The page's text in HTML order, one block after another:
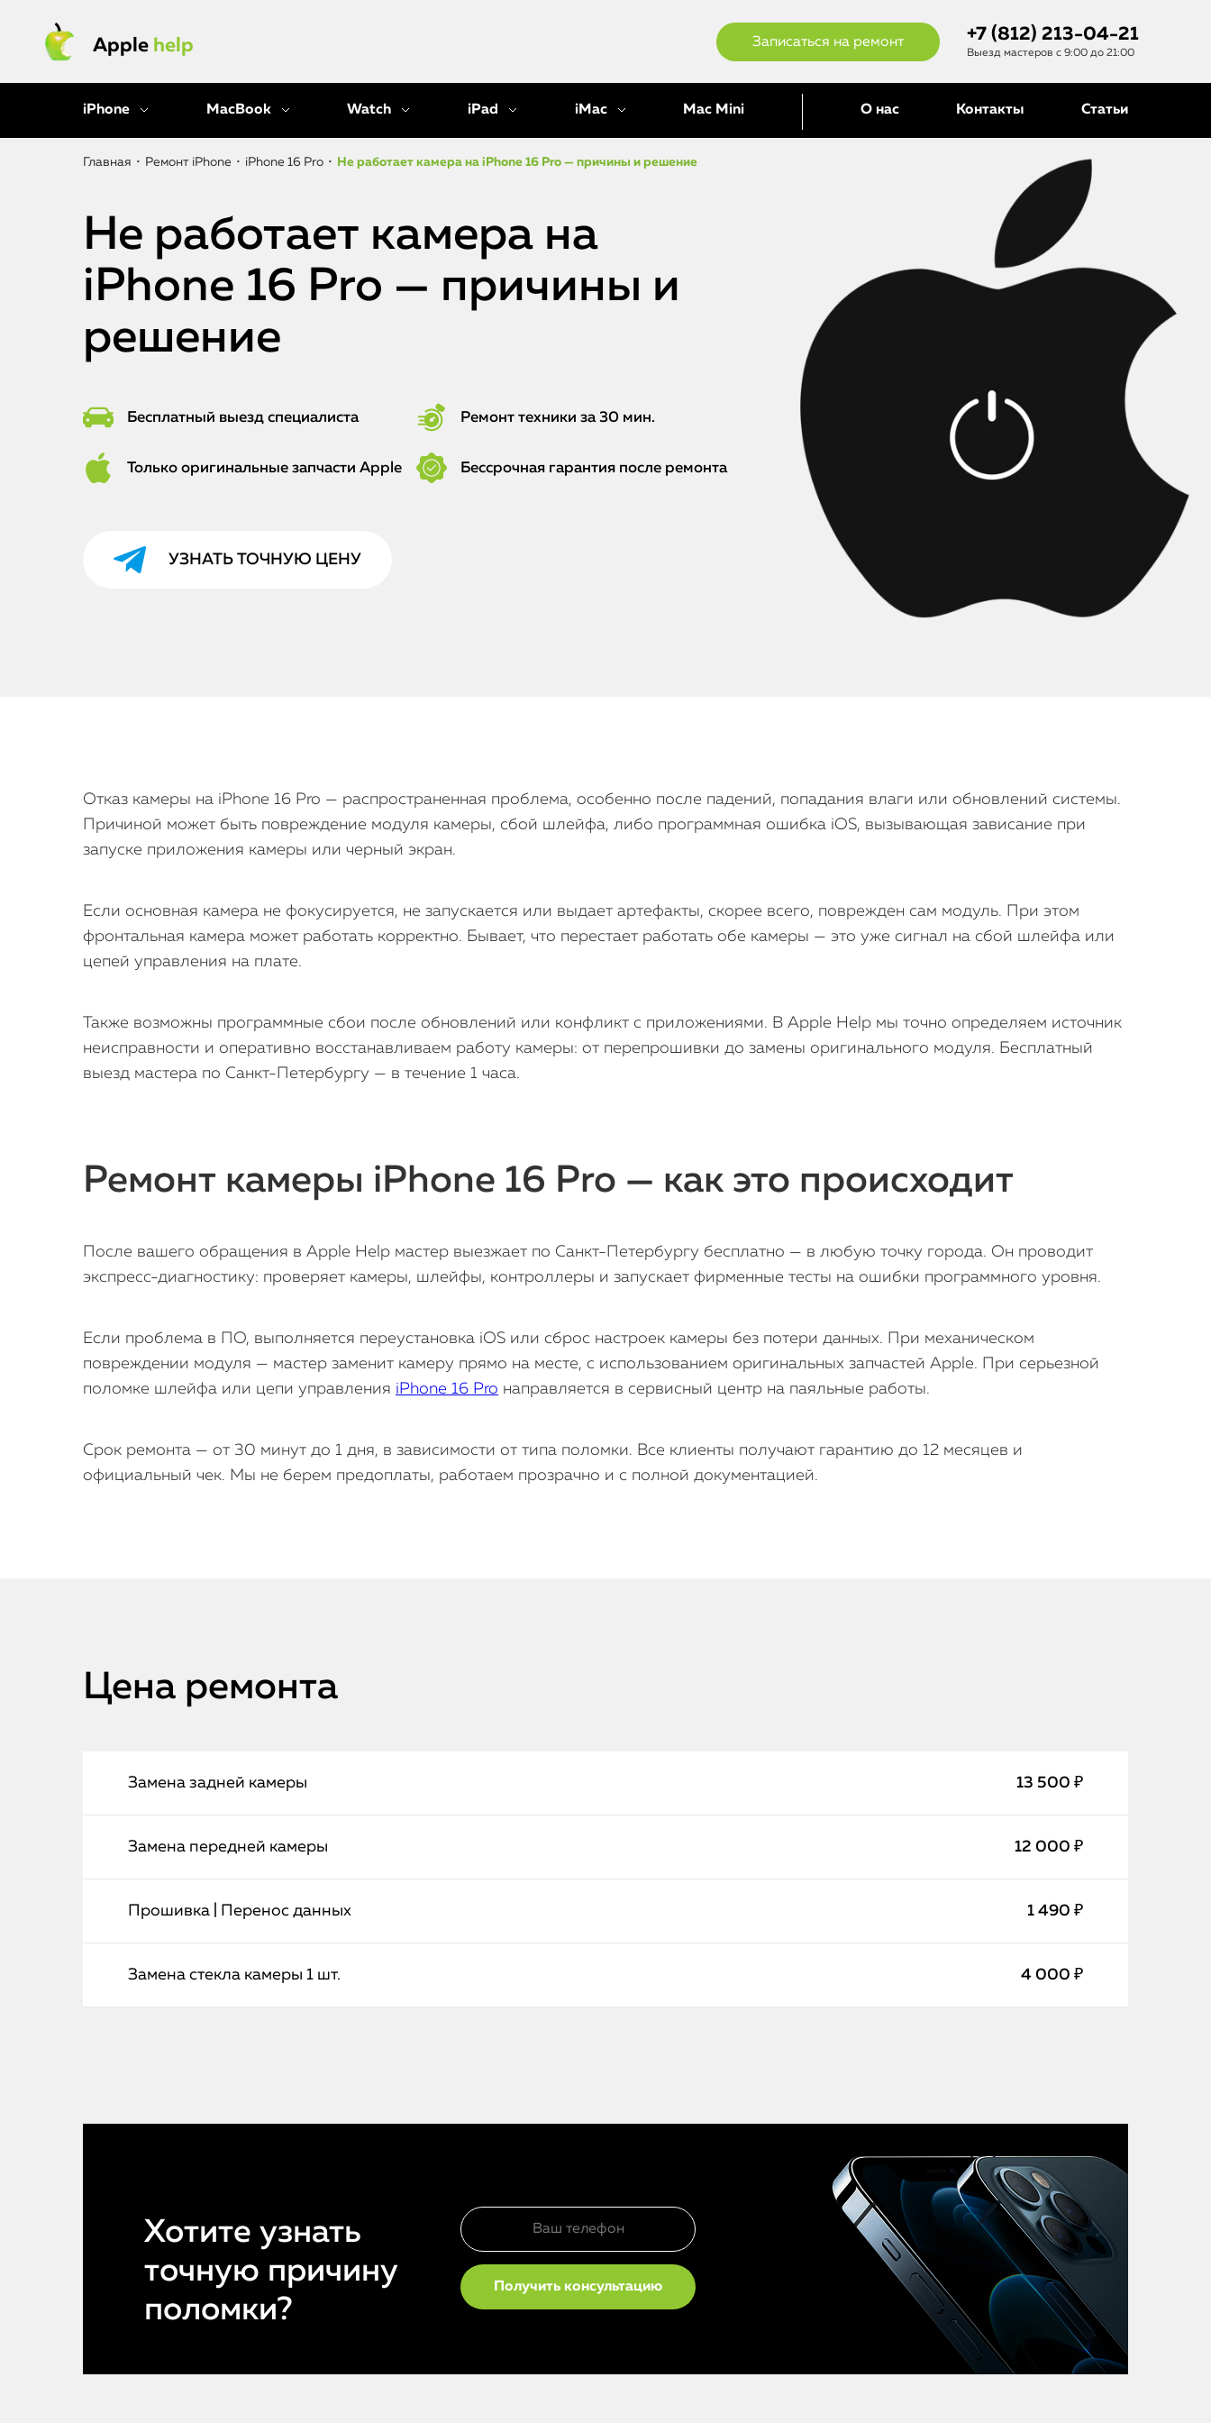
Контакты
Статьи
Apple help Записаться на ремонт +7 (812) 213-04-21
Выезд мастеров с 9:00 до 21:00
iPhone MacBook Watch iPad iMac Mac Mini О нас Контакты Статьи
Главная • Ремонт iPhone • iPhone 16 Pro • Не работает камера на iPhone 16 Pro — причины и решение
Не работает камера на
iPhone 16 Pro — причины и
решение
Бесплатный выезд специалиста Ремонт техники за 30 мин.
Только оригинальные запчасти Apple Бессрочная гарантия после ремонта
УЗНАТЬ ТОЧНУЮ ЦЕНУ
Отказ камеры на iPhone 16 Pro — распространенная проблема, особенно после падений, попадания влаги или обновлений системы.
Причиной может быть повреждение модуля камеры, сбой шлейфа, либо программная ошибка iOS, вызывающая зависание при
запуске приложения камеры или черный экран.
Если основная камера не фокусируется, не запускается или выдает артефакты, скорее всего, поврежден сам модуль. При этом
фронтальная камера может работать корректно. Бывает, что перестает работать обе камеры — это уже сигнал на сбой шлейфа или
цепей управления на плате.
Также возможны программные сбои после обновлений или конфликт с приложениями. В Apple Help мы точно определяем источник
неисправности и оперативно восстанавливаем работу камеры: от перепрошивки до замены оригинального модуля. Бесплатный
выезд мастера по Санкт-Петербургу — в течение 1 часа.
Ремонт камеры iPhone 16 Pro — как это происходит
После вашего обращения в Apple Help мастер выезжает по Санкт-Петербургу бесплатно — в любую точку города. Он проводит
экспресс-диагностику: проверяет камеры, шлейфы, контроллеры и запускает фирменные тесты на ошибки программного уровня.
Если проблема в ПО, выполняется переустановка iOS или сброс настроек камеры без потери данных. При механическом
повреждении модуля — мастер заменит камеру прямо на месте, с использованием оригинальных запчастей Apple. При серьезной
поломке шлейфа или цепи управления iPhone 16 Pro направляется в сервисный центр на паяльные работы.
Срок ремонта — от 30 минут до 1 дня, в зависимости от типа поломки. Все клиенты получают гарантию до 12 месяцев и
официальный чек. Мы не берем предоплаты, работаем прозрачно и с полной документацией.
Цена ремонта
Замена задней камеры 13 500 ₽
Замена передней камеры 12 000 ₽
Прошивка | Перенос данных 1 490 ₽
Замена стекла камеры 1 шт. 4 000 ₽
Хотите узнать
точную причину
поломки?